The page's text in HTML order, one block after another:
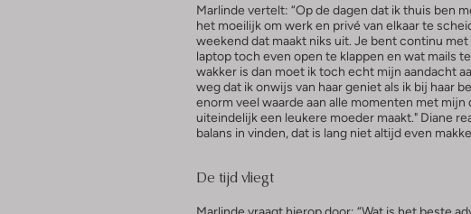
Marlinde vertelt: “Op de dagen dat ik thuis ben
het moeilijk om werk en privé van elkaar te
weekend dat maakt niks uit. Je bent continu
laptop toch even open te klappen en wat mails
wakker is dan moet ik toch echt mijn aandacht
weg dat ik onwijs van haar geniet als ik bij haar
enorm veel waarde aan alle momenten met
uiteindelijk een leukere moeder maakt." Diane
balans in vinden, dat is lang niet altijd even
De tijd vliegt